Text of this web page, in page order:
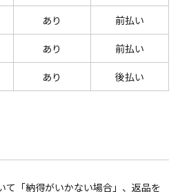
あり 前払い
あり 前払い
あり 後払い
て「納得がいかない場合」、返品を